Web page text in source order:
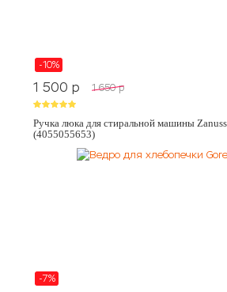
-10%
1 500 p 1 650 p
Ручка люка для стиральной машины
(4055055653)
-7%